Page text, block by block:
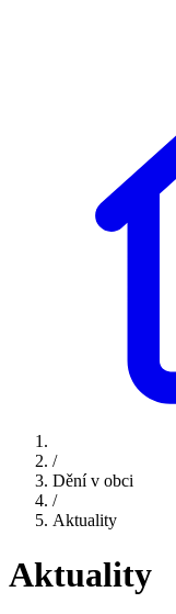
/
Dění v obci
/
Aktuality
Aktuality